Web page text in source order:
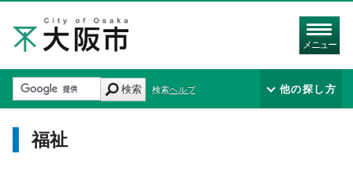
メニュー
検索 検索ヘルプ 他の探し方
福祉